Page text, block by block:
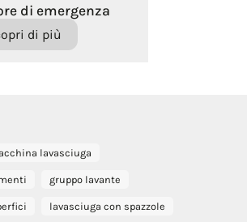
di emergenza
di più
lavasciuga
gruppo lavante
lavasciuga con spazzole